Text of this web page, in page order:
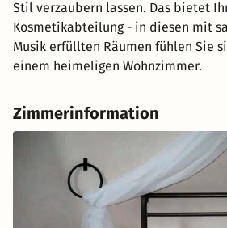
Stil verzaubern lassen. Das bietet
Kosmetikabteilung - in diesen mit
Musik erfüllten Räumen fühlen Sie
einem heimeligen Wohnzimmer.
Zimmerinformation